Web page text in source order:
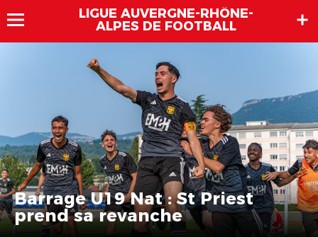
LIGUE AUVERGNE-RHÔNE-
ALPES DE FOOTBALL
Barrage U19 Nat : St Priest
prend sa revanche